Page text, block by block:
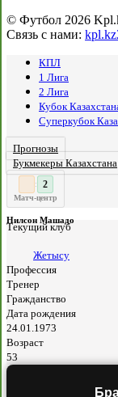
© Футбол 2026
Связь с нами:
КПЛ
1 Лига
2 Лига
Кубок
Суперкубок
Прогнозы
Букмекеры Казахстана
: 2
Матч-центр
Нилсон Машадо
Текущий клуб
Жетысу
Профессия
Тренер
Гражданство
Дата рождения
24.01.1973
Возраст
53